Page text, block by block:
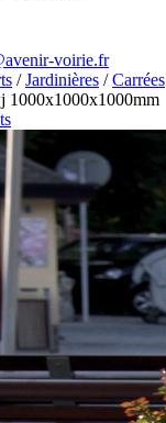
voirie.fr
/Jardinières /Carrées